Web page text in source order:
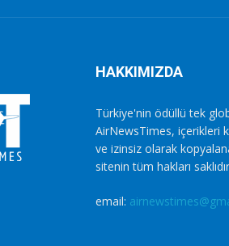
HAKKIMIZDA
Türkiye'nin ödüllü tek
AirNewsTimes, içerikleri
ve izinsiz olarak
sitenin tüm hakları
email: